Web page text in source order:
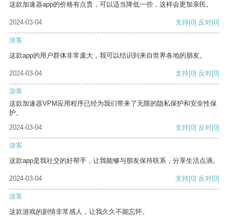
这款加速器app的价格有点贵，可以适当降低一些，这样会更加亲民。
2024-03-04 支持[0] 反对[0]
游客
这款app的用户群体非常庞大，我可以结识到来自世界各地的朋友。
2024-03-04 支持[0] 反对[0]
游客
这款加速器VPM应用程序已经为我们带来了无限的隐私保护和安全性保
护。
2024-03-04
支持[0] 反对[0]
游客
这款app是我社交的好帮手，让我能够与朋友保持联系，分享生活点滴。
2024-03-04 支持[0] 反对[0]
游客
这款游戏的剧情非常感人，让我久久不能忘怀。